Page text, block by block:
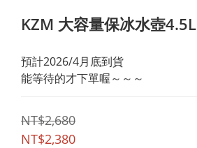
KZM 大容量保冰水壺4.5L
預計2026/4月底到貨
能等待的才下單喔～～～
NT$2,680
NT$2,380